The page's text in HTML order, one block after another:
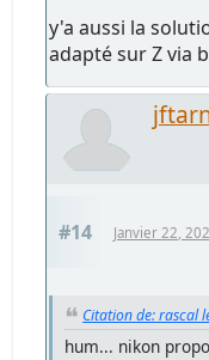
y'a aussi la
adapté sur Z via
#14 Janvier 22,
Citation de: rascal
hum... nikon